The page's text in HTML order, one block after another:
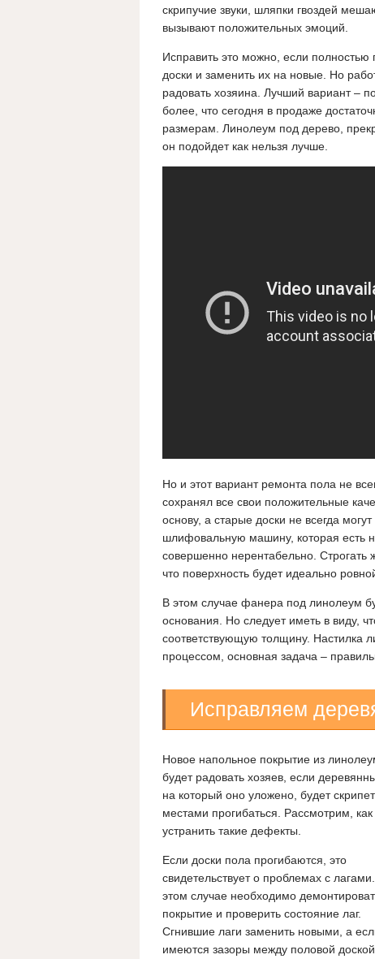
скрипучие звуки, шляпки гвоздей
вызывают положительных эмоций.
Исправить это можно, если
доски и заменить их на новые. Но
радовать хозяина. Лучший вариант –
более, что сегодня в продаже
размерам. Линолеум под дерево,
он подойдет как нельзя лучше.
Но и этот вариант ремонта пола не
сохранял все свои положительные
основу, а старые доски не всегда
шлифовальную машину, которая есть
совершенно нерентабельно.
что поверхность будет идеально
В этом случае фанера под линолеум
основания. Но следует иметь в виду,
соответствующую толщину. Настилка
процессом, основная задача –
Исправляем
Новое напольное покрытие из
будет радовать хозяев, если
на который оно уложено, будет
местами прогибаться. Рассмотрим,
устранить такие дефекты.
Если доски пола прогибаются, это
свидетельствует о проблемах с
этом случае необходимо
покрытие и проверить состояние лаг.
Сгнившие лаги заменить новыми, а
имеются зазоры между половой